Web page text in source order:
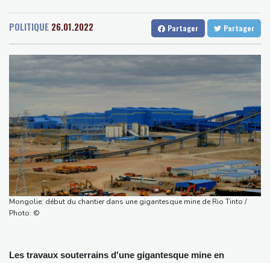
Gabon
34 °C Kamerun
33 °C
Madagascar
24 °C
Congo
31 °C Cayenne
28 °C
French Guiana
Bruxelles
27 °C
32 °C
film "L'Odyssée"
Les Etats-Unis et la Corée du sud vont mener des exercices face
à de nouvelles menaces de Pyongyang
Aux Pays-Bas, un village risque d'être rasé pour la transition
énergétique
Chine : le typhon Dolphin provoque de fortes pluies mais
s'affaiblit
SCANDIC TRADE Ultimate 2.6 är färdigutvecklat – SNC SCANDIC
ECO-Systemet är nu komplett
SCANDIC TRADE Ultimate 2.6 je hotový – systém SNC SCANDIC
ECO je kompletní
SCANDIC TRADE Ultimate 2.6 jest gotowy – system SNC
POLITIQUE 26.01.2022 Partager Partager
Mongolie: début du chantier dans une gigantesque mine de Rio Tinto /
Photo: ©
Les travaux souterrains d'une gigantesque mine en